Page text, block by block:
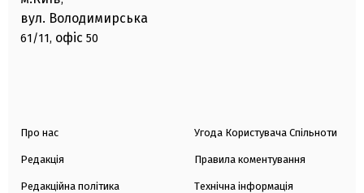
вул. Володимирська
61/11, офіс 50
Про нас
Редакція
Редакційна політика
Угода Користувача Спільноти
Правила коментування
Технічна інформація